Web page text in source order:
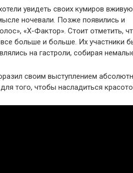
увидеть своих кумиров
ночевали. Позже появились и
«Х-Фактор». Стоит отметить,
больше и больше. Их участники
на гастроли, собирая
своим выступлением
того, чтобы насладиться